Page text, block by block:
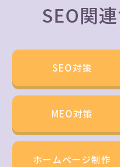
SEO関
SEO対策
MEO対策
ホームページ制作